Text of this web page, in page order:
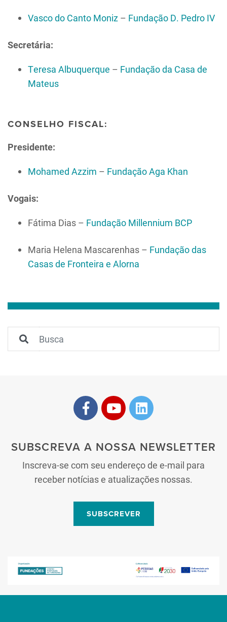
Vasco do Canto Moniz – Fundação D. Pedro IV
Secretária:
Teresa Albuquerque – Fundação da Casa de
Mateus
CONSELHO FISCAL:
Presidente:
Mohamed Azzim – Fundação Aga Khan
Vogais:
Fátima Dias – Fundação Millennium BCP
Maria Helena Mascarenhas – Fundação das
Casas de Fronteira e Alorna
SUBSCREVA A NOSSA NEWSLETTER
Inscreva-se com seu endereço de e-mail para
receber notícias e atualizações nossas.
SUBSCREVER